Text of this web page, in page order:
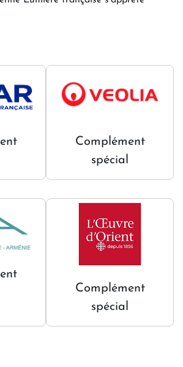
Complément
spécial
Complément
spécial